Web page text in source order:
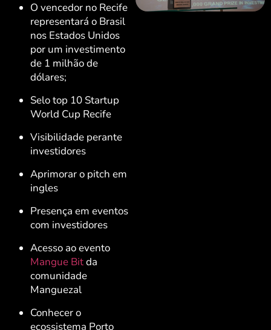
O vencedor no Recife
representará o Brasil
nos Estados Unidos
por um investimento
de 1 milhão de
dólares;
Selo top 10 Startup
World Cup Recife
Visibilidade perante
investidores
Aprimorar o pitch em
ingles
Presença em eventos
com investidores
Acesso ao evento
Mangue Bitda
comunidade
Manguezal
Conhecer o
ecossistema Porto